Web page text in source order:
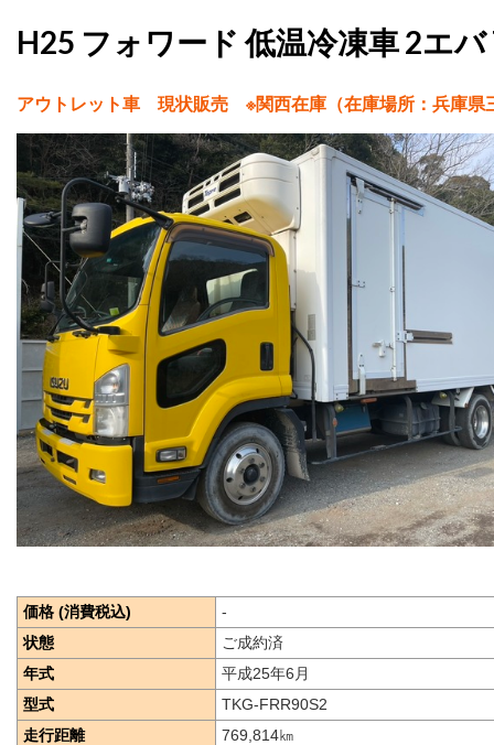
H25 フォワード 低温冷凍車 2エ
アウトレット車 現状販売 ※関西在庫（在庫場所：兵庫県
価格 (消費税込)
-
状態
ご成約済
年式
平成25年6月
型式
TKG-FRR90S2
走行距離
769,814㎞